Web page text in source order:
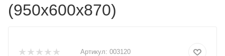
(950х600х870)
Артикул: 003120